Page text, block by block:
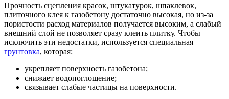
Прочность сцепления красок, штукатурок, шпаклевок,
плиточного клея к газобетону достаточно высокая, но из-за
пористости расход материалов получается высоким, а слабый
внешний слой не позволяет сразу клеить плитку. Чтобы
исключить эти недостатки, используется специальная
грунтовка, которая:
укрепляет поверхность газобетона;
снижает водопоглощение;
связывает слабые частицы на поверхности.